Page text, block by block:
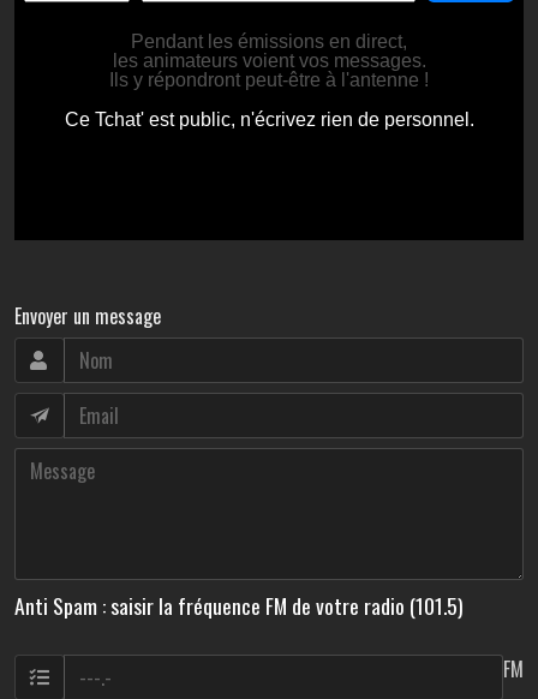
Envoyer un message
Anti Spam : saisir la fréquence FM de votre radio (101.5)
FM